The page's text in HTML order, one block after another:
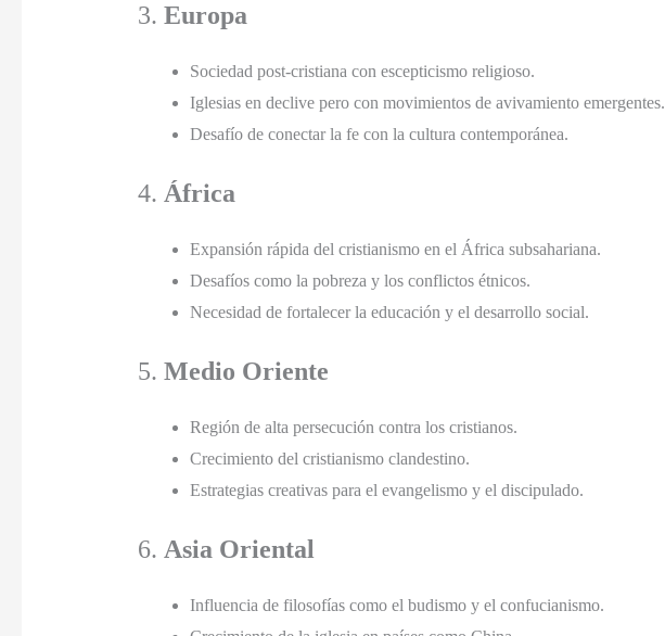
3. Europa
Sociedad post-cristiana con escepticismo religioso.
Iglesias en declive pero con movimientos de avivamiento emergentes.
Desafío de conectar la fe con la cultura contemporánea.
4. África
Expansión rápida del cristianismo en el África subsahariana.
Desafíos como la pobreza y los conflictos étnicos.
Necesidad de fortalecer la educación y el desarrollo social.
5. Medio Oriente
Región de alta persecución contra los cristianos.
Crecimiento del cristianismo clandestino.
Estrategias creativas para el evangelismo y el discipulado.
6. Asia Oriental
Influencia de filosofías como el budismo y el confucianismo.